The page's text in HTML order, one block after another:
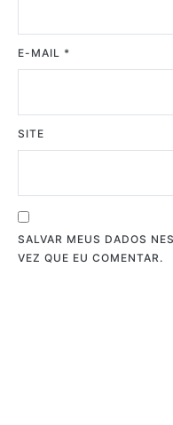
E-MAIL *
SITE
SALVAR MEUS DADOS
VEZ QUE EU COMENTAR.